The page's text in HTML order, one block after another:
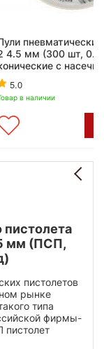
4.5 мм (300 шт, 0.5
с
5.0
в наличии
пистолета
мм (ПСП,
пистолетов
рынке
типа
фирмы-
пистолет